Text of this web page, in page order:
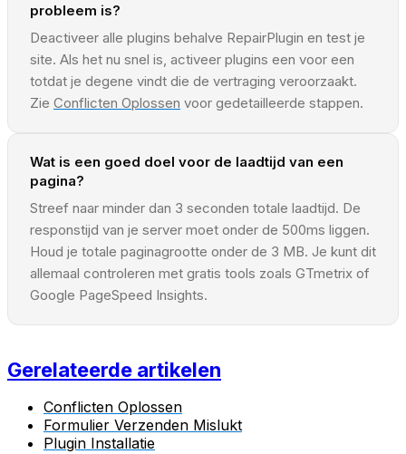
probleem is?
Deactiveer alle plugins behalve RepairPlugin en test je
site. Als het nu snel is, activeer plugins een voor een
totdat je degene vindt die de vertraging veroorzaakt.
Zie Conflicten Oplossen voor gedetailleerde stappen.
Wat is een goed doel voor de laadtijd van een
pagina?
Streef naar minder dan 3 seconden totale laadtijd. De
responstijd van je server moet onder de 500ms liggen.
Houd je totale paginagrootte onder de 3 MB. Je kunt dit
allemaal controleren met gratis tools zoals GTmetrix of
Google PageSpeed Insights.
Gerelateerde artikelen
Conflicten Oplossen
Formulier Verzenden Mislukt
Plugin Installatie